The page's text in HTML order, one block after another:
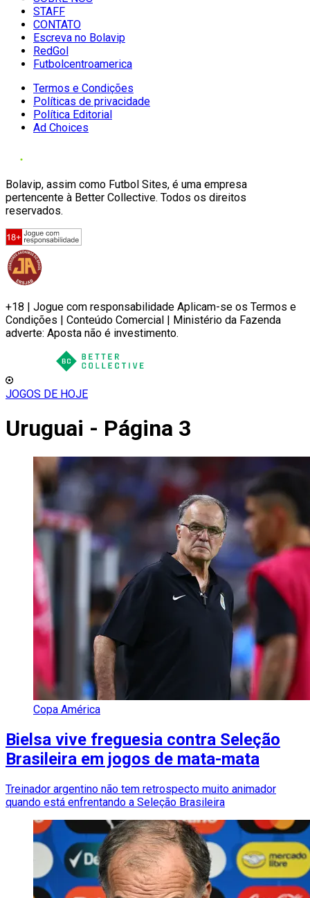
STAFF
CONTATO
Escreva no Bolavip
RedGol
Futbolcentroamerica
Termos e Condições
Políticas de privacidade
Política Editorial
Ad Choices
Bolavip, assim como Futbol Sites, é uma empresa
pertencente à Better Collective. Todos os direitos
reservados.
+18 | Jogue com responsabilidade Aplicam-se os Termos e
Condições | Conteúdo Comercial | Ministério da Fazenda
adverte: Aposta não é investimento.
JOGOS DE HOJE
Uruguai - Página 3
Copa América
Bielsa vive freguesia contra Seleção
Brasileira em jogos de mata-mata
Treinador argentino não tem retrospecto muito animador
quando está enfrentando a Seleção Brasileira